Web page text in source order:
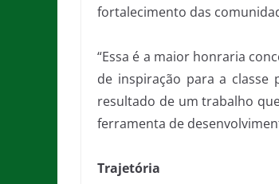
fortalecimento das
“Essa é a maior honraria
de inspiração para a classe
resultado de um trabalho
ferramenta de
Trajetória